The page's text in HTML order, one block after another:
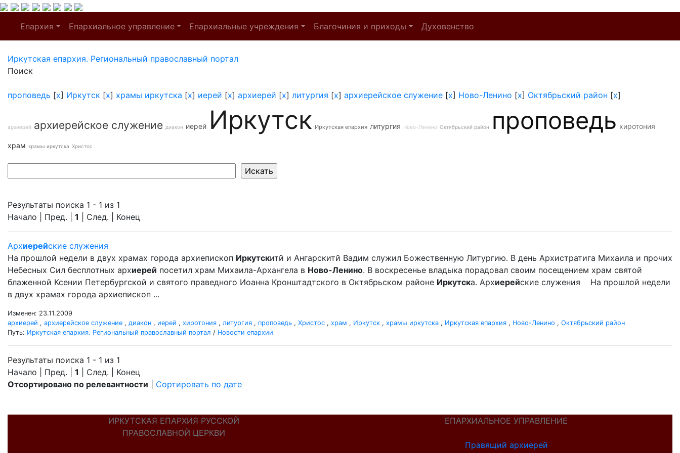
Епархия Епархиальное управление Епархиальные учреждения Благочиния и приходы Духовенство
Иркутская епархия. Региональный православный портал
Поиск
проповедь [x] Иркутск [x] храмы иркутска [x] иерей [x] архиерей [x] литургия [x] архиерейское служение [x] Ново-Ленино [x] Октябрьский район [x]
архиерей архиерейское служение диакон иерей Иркутск Иркутская епархия литургия Ново-Ленино Октябрьский район проповедь хиротония
храм храмы иркутска Христос
Результаты поиска 1 - 1 из 1
Начало | Пред. | 1 | След. | Конец
Архиерейские служения
На прошлой недели в двух храмах города архиепископ Иркутскитй и Ангарскитй Вадим служил Божественную Литургию. В день Архистратига Михаила и прочих
Небесных Сил бесплотных архиерей посетил храм Михаила-Архангела в Ново-Ленино. В воскресенье владыка порадовал своим посещением храм святой
блаженной Ксении Петербургской и святого праведного Иоанна Кронштадтского в Октябрьском районе Иркутска. Архиерейские служения На прошлой недели
в двух храмах города архиепископ ...
Изменен: 23.11.2009
архиерей , архиерейское служение , диакон , иерей , хиротония , литургия , проповедь , Христос , храм , Иркутск , храмы иркутска , Иркутская епархия , Ново-Ленино , Октябрьский район
Путь: Иркутская епархия. Региональный православный портал / Новости епархии
Результаты поиска 1 - 1 из 1
Начало | Пред. | 1 | След. | Конец
Отсортировано по релевантности
Сортировать по дате
ИРКУТСКАЯ ЕПАРХИЯ РУССКОЙ
ПРАВОСЛАВНОЙ ЦЕРКВИ
ЕПАРХИАЛЬНОЕ УПРАВЛЕНИЕ
Правящий архиерей